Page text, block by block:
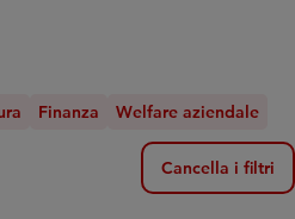
Finanza Welfare aziendale
Cancella i filtri